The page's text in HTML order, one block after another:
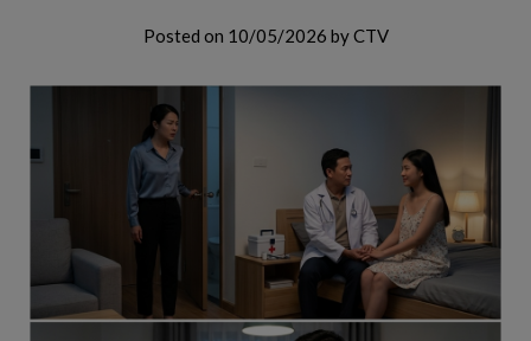
Posted on 10/05/2026 byCTV